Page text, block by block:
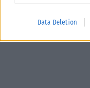
Data Deletion